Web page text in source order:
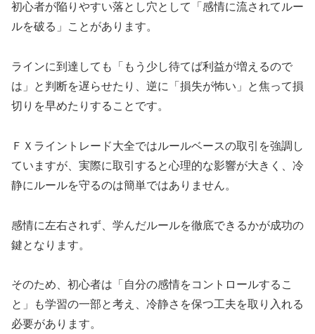
初心者が陥りやすい落とし穴として「感情に流されてルー
ルを破る」ことがあります。
ラインに到達しても「もう少し待てば利益が増えるので
は」と判断を遅らせたり、逆に「損失が怖い」と焦って損
切りを早めたりすることです。
ＦＸライントレード大全ではルールベースの取引を強調し
ていますが、実際に取引すると心理的な影響が大きく、冷
静にルールを守るのは簡単ではありません。
感情に左右されず、学んだルールを徹底できるかが成功の
鍵となります。
そのため、初心者は「自分の感情をコントロールするこ
と」も学習の一部と考え、冷静さを保つ工夫を取り入れる
必要があります。